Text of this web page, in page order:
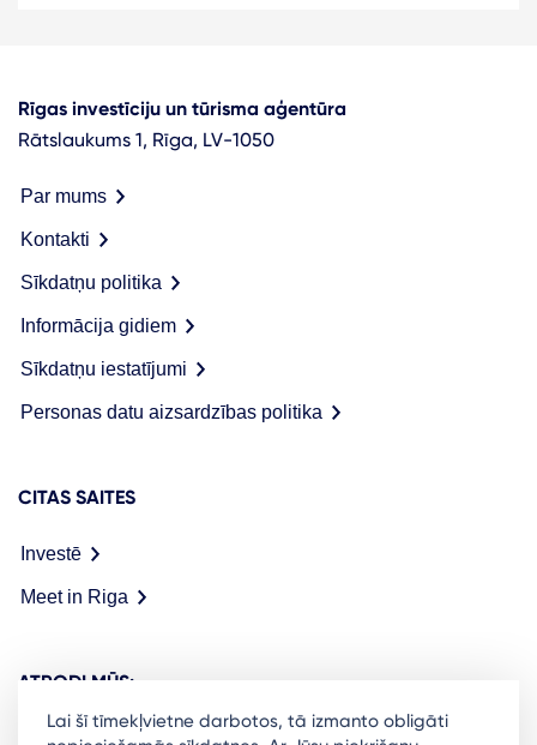
Rīgas investīciju un tūrisma aģentūra
Rātslaukums 1, Rīga, LV-1050
Par mums
Kontakti
Sīkdatņu politika
Informācija gidiem
Sīkdatņu iestatījumi
Personas datu aizsardzības politika
CITAS SAITES
Investē
Meet in Riga
ATRODI MŪS:
Lai šī tīmekļvietne darbotos, tā izmanto obligāti